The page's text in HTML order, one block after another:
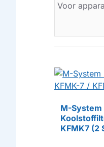
Voor
M-System
KFMK7 (2